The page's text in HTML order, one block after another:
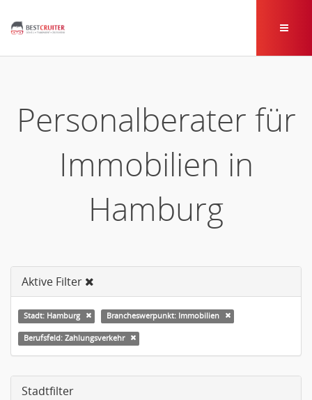
Personalberater für
Immobilien in
Hamburg
Aktive Filter
Stadt: Hamburg Brancheswerpunkt: Immobilien
Berufsfeld: Zahlungsverkehr
Stadtfilter